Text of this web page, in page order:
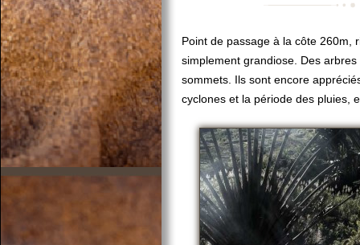
Point de passage à la côte 260m,
simplement grandiose. Des
sommets. Ils sont encore
cyclones et la période des pluies,